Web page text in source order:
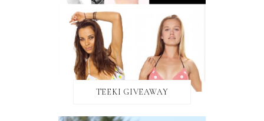
TEEKI GIVEAWAY